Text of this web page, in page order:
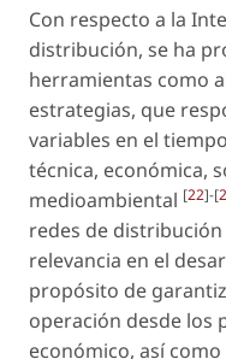
Con respecto a la
distribución, se ha
herramientas como
estrategias, que
variables en el
técnica, económica,
medioambiental [22]-[
redes de
relevancia en el
propósito de
operación desde los
económico, así